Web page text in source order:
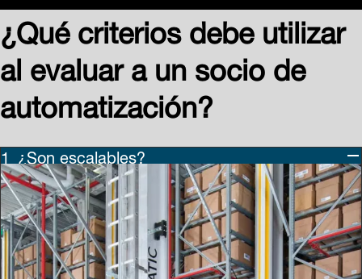
¿Qué criterios debe utilizar
al evaluar a un socio de
automatización?
¿Son escalables?